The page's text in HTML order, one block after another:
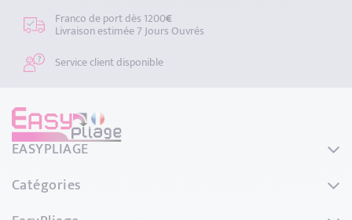
Franco de port dès 1200€
Livraison estimée 7 Jours Ouvrés
Service client disponible
EASYPLIAGE
44 Rue de L'avenir
69740 GENAS
Catégories
Couvertines